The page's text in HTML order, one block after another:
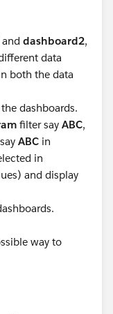
and dashboard2,
data
both the data
dashboards.
filter say ABC,
ABC in
in
and display
way to